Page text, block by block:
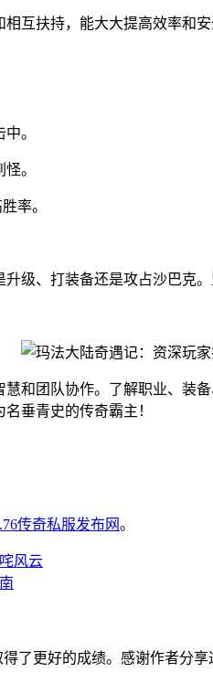
互扶持，能大大提高效率和安
。
。
率。
级、打装备还是攻占沙巴克
和团队协作。了解职业、装
垂青史的传奇霸主！
传奇私服发布网。
风云
了更好的成绩。感谢作者分享